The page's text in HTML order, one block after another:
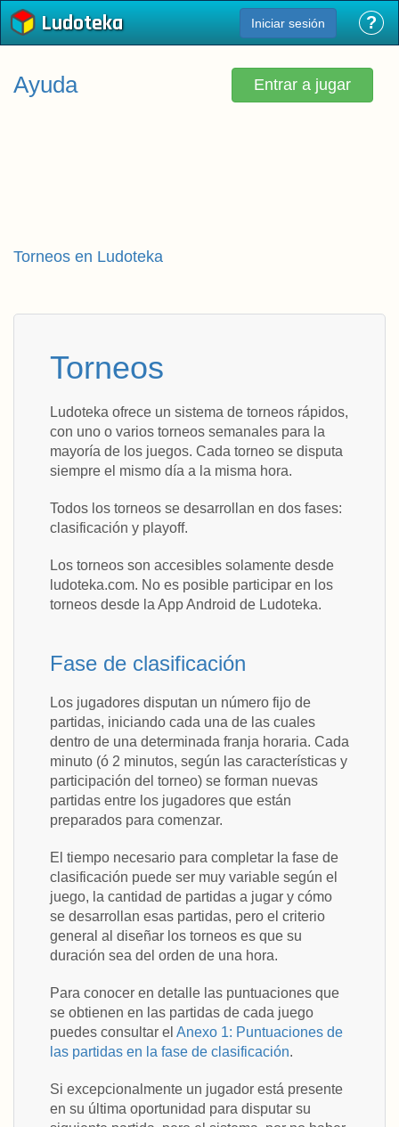
Ludoteka Iniciar sesión ?
Entrar a jugar
Ayuda
Torneos en Ludoteka
Torneos
Ludoteka ofrece un sistema de torneos rápidos,
con uno o varios torneos semanales para la
mayoría de los juegos. Cada torneo se disputa
siempre el mismo día a la misma hora.
Todos los torneos se desarrollan en dos fases:
clasificación y playoff.
Los torneos son accesibles solamente desde
ludoteka.com. No es posible participar en los
torneos desde la App Android de Ludoteka.
Fase de clasificación
Los jugadores disputan un número fijo de
partidas, iniciando cada una de las cuales
dentro de una determinada franja horaria. Cada
minuto (ó 2 minutos, según las características y
participación del torneo) se forman nuevas
partidas entre los jugadores que están
preparados para comenzar.
El tiempo necesario para completar la fase de
clasificación puede ser muy variable según el
juego, la cantidad de partidas a jugar y cómo
se desarrollan esas partidas, pero el criterio
general al diseñar los torneos es que su
duración sea del orden de una hora.
Para conocer en detalle las puntuaciones que
se obtienen en las partidas de cada juego
puedes consultar el Anexo 1: Puntuaciones de
las partidas en la fase de clasificación.
Si excepcionalmente un jugador está presente
en su última oportunidad para disputar su